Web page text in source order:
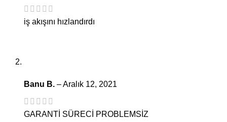
iş akışını hızlandırdı
Banu B. –Aralık 12, 2021
GARANTİ SÜRECİ PROBLEMSİZ